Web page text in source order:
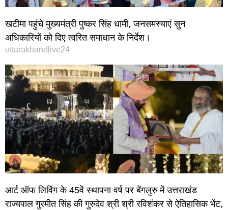
खटीमा पहुंचे मुख्यमंत्री पुष्कर सिंह धामी, जनसमस्याएं सुन
अधिकारियों को दिए त्वरित समाधान के निर्देश।
uttarakhandlive24
आर्ट ऑफ लिविंग के 45वें स्थापना वर्ष पर बेंगलुरु में उत्तराखंड
राज्यपाल गुरमीत सिंह की गुरुदेव श्री श्री रविशंकर से ऐतिहासिक भेंट,